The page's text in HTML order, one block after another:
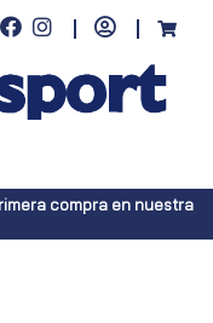
Envíos gratuitos a